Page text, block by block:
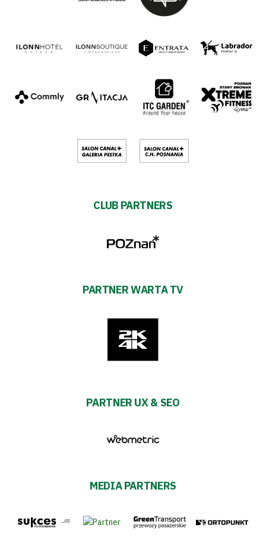
CLUB PARTNERS
PARTNER WARTA TV
PARTNER UX & SEO
MEDIA PARTNERS